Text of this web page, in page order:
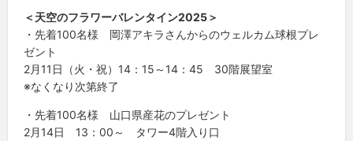
＜天空のフラワーバレンタイン2025＞
・先着100名様 岡澤アキラさんからのウェルカム球根プレ
ゼント
2月11日（火・祝）14：15～14：45 30階展望室
※なくなり次第終了
・先着100名様 山口県産花のプレゼント
2月14日 13：00～ タワー4階入り口